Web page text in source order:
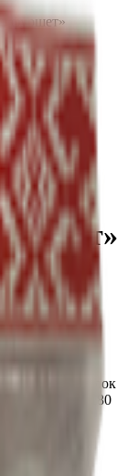
фуршет»
из тарелок
мл, вилки 180